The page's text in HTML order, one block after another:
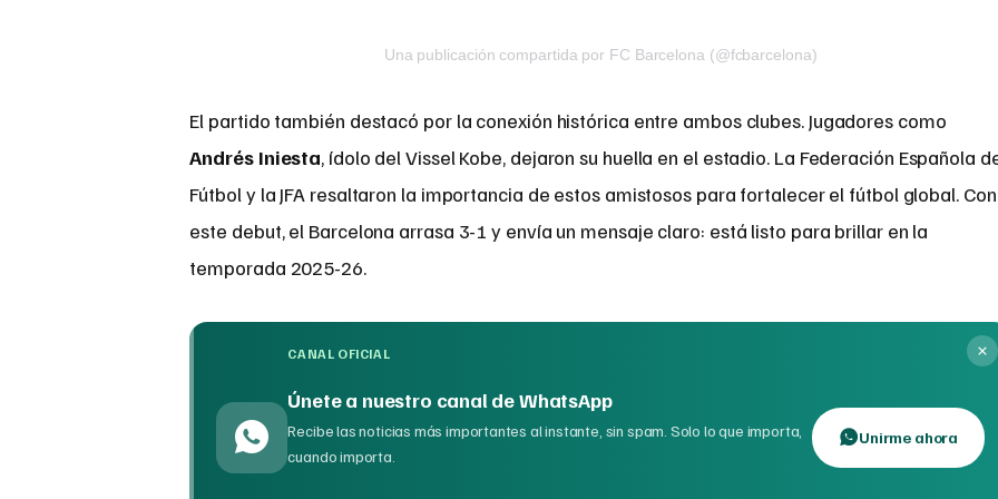
Una publicación compartida por FC Barcelona (@fcbarcelona)
El partido también destacó por la conexión histórica entre ambos clubes. Jugadores como
Andrés Iniesta, ídolo del Vissel Kobe, dejaron su huella en el estadio. La Federación Española
Fútbol y la JFA resaltaron la importancia de estos amistosos para fortalecer el fútbol global. Con
este debut, el Barcelona arrasa 3-1 y envía un mensaje claro: está listo para brillar en la
temporada 2025-26.
CANAL OFICIAL
Únete a nuestro canal de WhatsApp
Recibe las noticias más importantes al instante, sin spam. Solo lo que importa,
cuando importa.
Unirme ahora